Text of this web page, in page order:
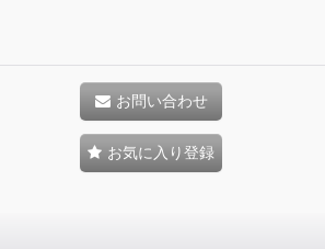
お問い合わせ
お気に入り登録